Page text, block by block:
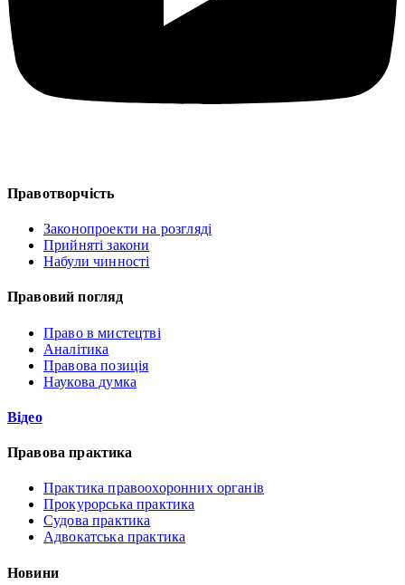
Правотворчість
Законопроекти на розгляді
Прийняті закони
Набули чинності
Правовий погляд
Право в мистецтві
Аналітика
Правова позиція
Наукова думка
Відео
Правова практика
Практика правоохоронних органів
Прокурорська практика
Судова практика
Адвокатська практика
Новини